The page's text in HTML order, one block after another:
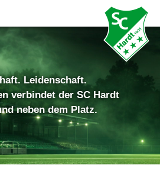
Leidenschaft.
verbindet der SC Hardt
neben dem Platz.